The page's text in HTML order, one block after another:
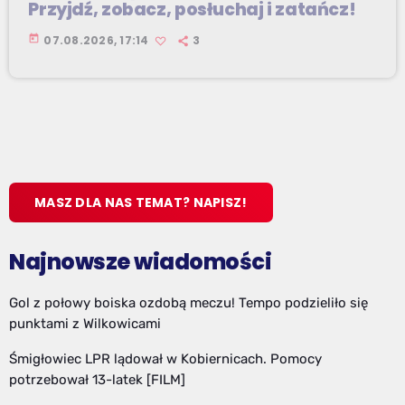
Przyjdź, zobacz, posłuchaj i zatańcz!
today 07.08.2026, 17:14 3
MASZ DLA NAS TEMAT? NAPISZ!
Najnowsze wiadomości
Gol z połowy boiska ozdobą meczu! Tempo podzieliło się
punktami z Wilkowicami
Śmigłowiec LPR lądował w Kobiernicach. Pomocy
potrzebował 13-latek [FILM]